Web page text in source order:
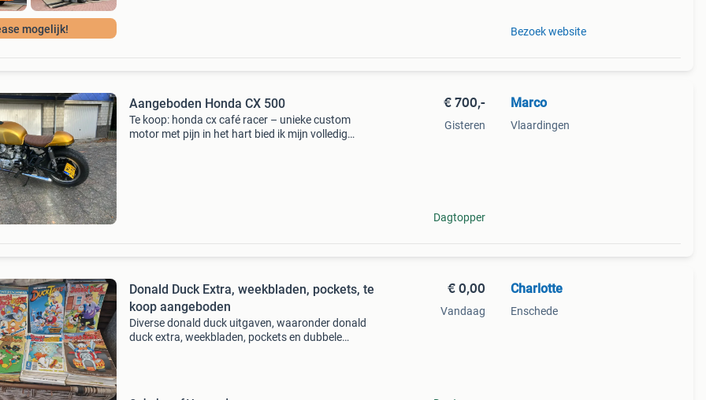
mogelijk! Bezoek website
Aangeboden Honda CX 500
Te koop: honda cx café racer – unieke custom
motor met pijn in het hart bied ik mijn volledig
€ 700,-
Gisteren
Dagtopper
Marco
Vlaardingen
Donald Duck Extra, weekbladen, pockets, te
koop aangeboden
Diverse donald duck uitgaven, waaronder donald
duck extra, weekbladen, pockets en dubbele
€ 0,00
Vandaag
Charlotte
Enschede